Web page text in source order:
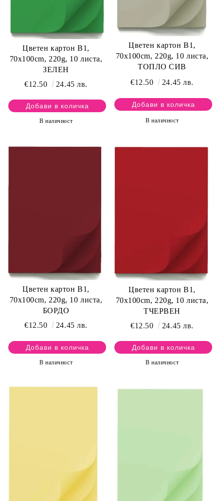
Цветен картон B1,
70x100cm, 220g, 10 листа,
ЗЕЛЕН
€12.50
24.45 лв.
В наличност
Цветен картон B1,
70x100cm, 220g, 10 листа,
ТОПЛО СИВ
€12.50
24.45 лв.
В наличност
Цветен картон B1,
70x100cm, 220g, 10 листа,
БОРДО
€12.50
24.45 лв.
В наличност
Цветен картон B1,
70x100cm, 220g, 10 листа,
ТЧЕРВЕН
€12.50
24.45 лв.
В наличност